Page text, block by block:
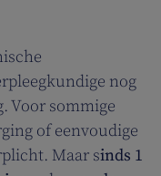
nog
Voor sommige
of eenvoudige
Maar sinds 1